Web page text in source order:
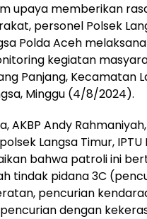
upaya memberikan
personel Polsek
Polda Aceh
kegiatan
Panjang, Kecamatan
Minggu (4/8/2024).
AKBP Andy Rahmaniyah,
Langsa Timur,
bahwa patroli ini
tindak pidana 3C
pencurian
dengan